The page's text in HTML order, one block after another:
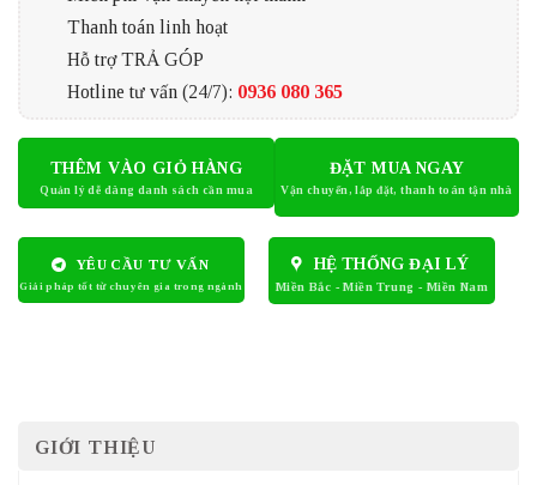
Thanh toán linh hoạt
Hỗ trợ TRẢ GÓP
Hotline tư vấn (24/7): 0936 080 365
THÊM VÀO GIỎ HÀNG ĐẶT MUA NGAY
YÊU CẦU TƯ VẤN HỆ THỐNG ĐẠI LÝ
GIỚI THIỆU